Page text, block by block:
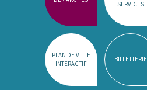
SERVICES
PLAN DE VILLE
INTERACTIF
BILLETTERIE